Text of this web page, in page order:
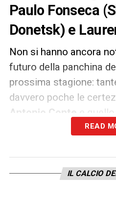
Paulo Fonseca
Donetsk) e
Non si hanno ancora
futuro della panchina
prossima stagione:
davvero poche le
Antonio Conte
e
(vicino
Piero Gasperini, a sua
permanenza sulla
READ
IL CALCIO